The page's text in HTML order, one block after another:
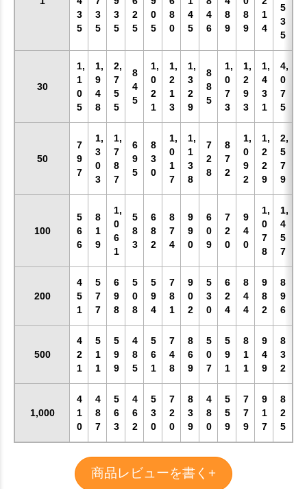
お買い物を続ける カートへ進む
3
5
3
5
3
5
2
5
0
5
8
0
4
5
4
6
8
9
8
9
1
4
5
3
5
30
1,
1
0
5
1,
9
4
8
2,
7
5
5
8
4
5
1,
0
2
1
1,
2
1
3
1,
3
2
9
8
8
5
1,
0
7
3
1,
2
9
3
1,
4
3
1
4,
0
7
5
50
7
9
7
1,
3
0
3
1,
7
8
7
6
9
5
8
3
0
1,
0
1
7
1,
1
3
8
7
2
8
8
7
2
1,
0
9
2
1,
2
2
9
2,
5
7
9
100
5
6
6
8
1
9
1,
0
6
1
5
8
3
6
8
2
8
7
4
9
9
0
6
0
9
7
2
0
9
4
0
1,
0
7
8
1,
4
5
7
200
4
5
1
5
7
7
6
9
8
5
0
8
5
9
4
7
8
1
9
0
2
5
3
0
6
2
4
8
4
4
9
8
2
8
9
6
500
4
2
1
5
1
1
5
9
9
4
8
5
5
6
1
7
4
8
8
6
9
5
0
7
5
9
1
8
1
1
9
4
9
8
3
2
1,000
4
1
0
4
8
7
5
6
3
4
6
2
5
3
0
7
2
0
8
3
9
4
8
0
5
5
9
7
7
9
9
1
7
8
2
5
商品レビューを書く+